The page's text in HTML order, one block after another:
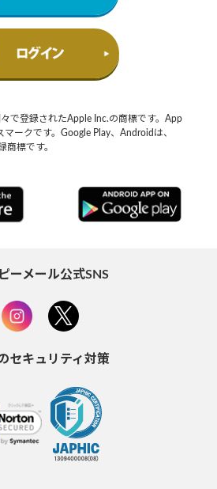
で登録されたApple Inc.の商標です。App
ークです。Google Play、Androidは、
商標です。
ーメール公式SNS
セキュリティ対策